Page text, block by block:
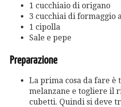
1 cucchiaio di origano
3 cucchiai di formaggio
1 cipolla
Sale e pepe
Preparazione
La prima cosa da fare è
melanzane e togliere il
cubetti. Quindi si deve